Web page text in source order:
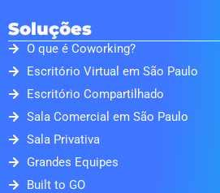
Soluções
O que é Coworking?
Escritório Virtual em São Paulo
Escritório Compartilhado
Sala Comercial em São Paulo
Sala Privativa
Grandes Equipes
Built to GO